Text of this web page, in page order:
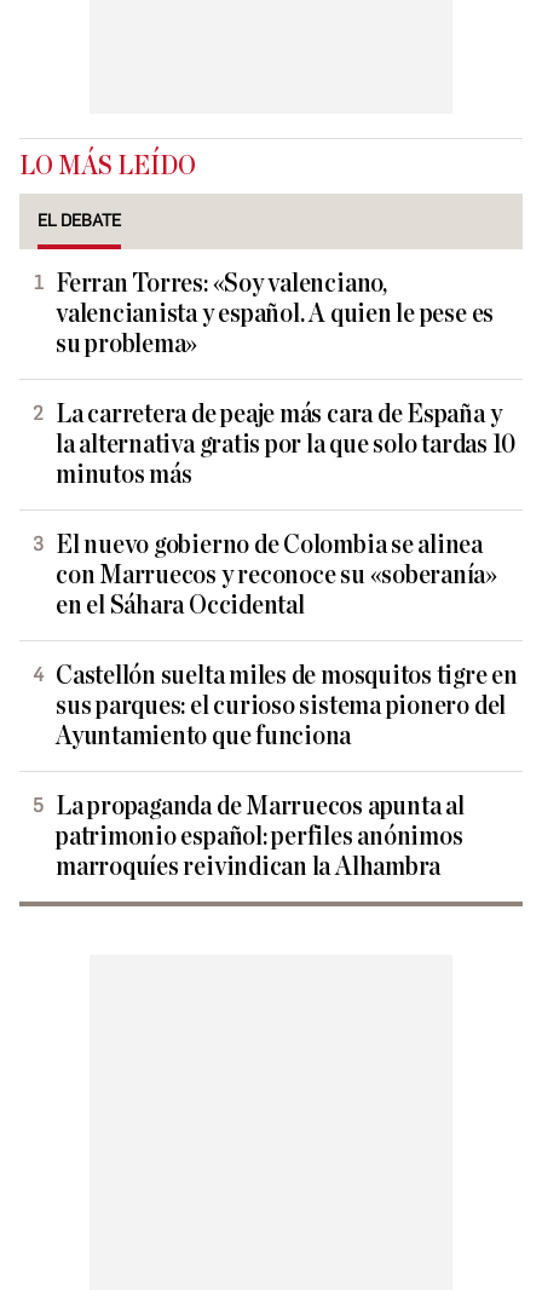
LO MÁS LEÍDO
EL DEBATE
Ferran Torres: «Soy valenciano,
valencianista y español. A quien le pese es
su problema»
La carretera de peaje más cara de España y
la alternativa gratis por la que solo tardas 10
minutos más
El nuevo gobierno de Colombia se alinea
con Marruecos y reconoce su «soberanía»
en el Sáhara Occidental
Castellón suelta miles de mosquitos tigre en
sus parques: el curioso sistema pionero del
Ayuntamiento que funciona
La propaganda de Marruecos apunta al
patrimonio español: perfiles anónimos
marroquíes reivindican la Alhambra